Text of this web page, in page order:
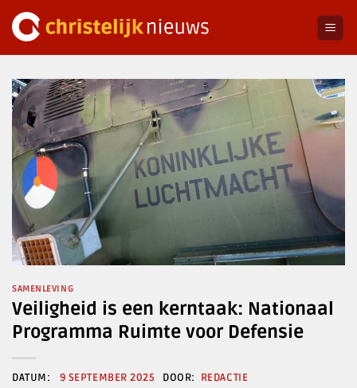
naar
SAMENLEVING
Veiligheid is een kerntaak: Nationaal
Programma Ruimte voor Defensie
9 SEPTEMBER 2025 REDACTIE